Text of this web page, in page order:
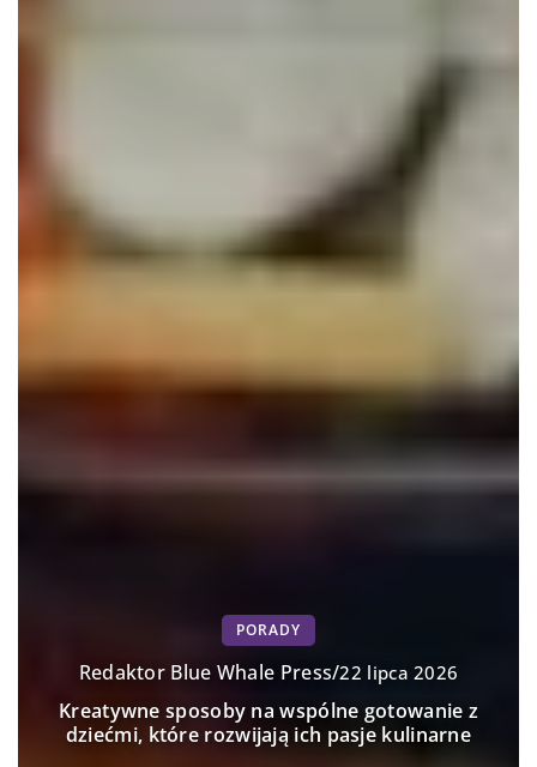
PORADY
Redaktor Blue Whale Press/22 lipca 2026
Kreatywne sposoby na wspólne gotowanie z
dziećmi, które rozwijają ich pasje kulinarne